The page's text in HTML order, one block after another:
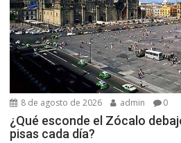
8 de agosto de 2026 admin 0
¿Qué esconde el Zócalo
pisas cada día?